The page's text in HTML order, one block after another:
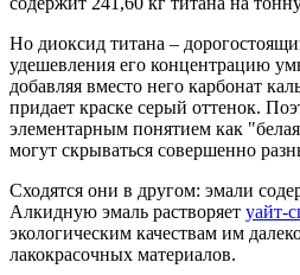
Но диоксид титана –
удешевления его концентрацию
добавляя вместо него карбонат
придает краске серый оттенок.
элементарным понятием как
могут скрываться совершенно
Сходятся они в другом: эмали
Алкидную эмаль растворяет уайт-
экологическим качествам им
лакокрасочных материалов.